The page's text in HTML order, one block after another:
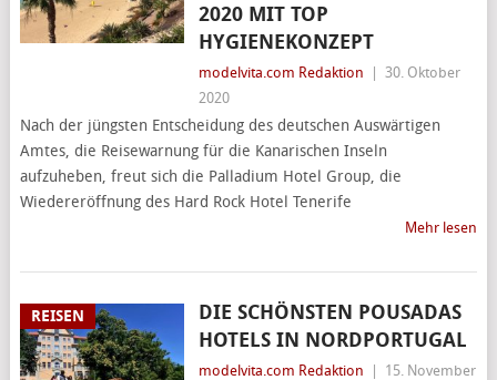
2020 MIT TOP
HYGIENEKONZEPT
modelvita.com Redaktion
30. Oktober
2020
Nach der jüngsten Entscheidung des deutschen Auswärtigen
Amtes, die Reisewarnung für die Kanarischen Inseln
aufzuheben, freut sich die Palladium Hotel Group, die
Wiedereröffnung des Hard Rock Hotel Tenerife
Mehr lesen
REISEN
DIE SCHÖNSTEN POUSADAS
HOTELS IN NORDPORTUGAL
modelvita.com Redaktion
15. November